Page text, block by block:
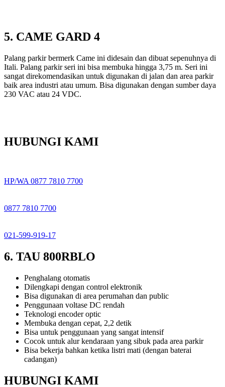
5. CAME GARD 4
Palang parkir bermerk Came ini didesain dan dibuat sepenuhnya di
Itali. Palang parkir seri ini bisa membuka hingga 3,75 m. Seri ini
sangat direkomendasikan untuk digunakan di jalan dan area parkir
baik area industri atau umum. Bisa digunakan dengan sumber daya
230 VAC atau 24 VDC.
HUBUNGI KAMI
HP/WA 0877 7810 7700
0877 7810 7700
021-599-919-17
6. TAU 800RBLO
Penghalang otomatis
Dilengkapi dengan control elektronik
Bisa digunakan di area perumahan dan public
Penggunaan voltase DC rendah
Teknologi encoder optic
Membuka dengan cepat, 2,2 detik
Bisa untuk penggunaan yang sangat intensif
Cocok untuk alur kendaraan yang sibuk pada area parkir
Bisa bekerja bahkan ketika listri mati (dengan baterai
cadangan)
HUBUNGI KAMI